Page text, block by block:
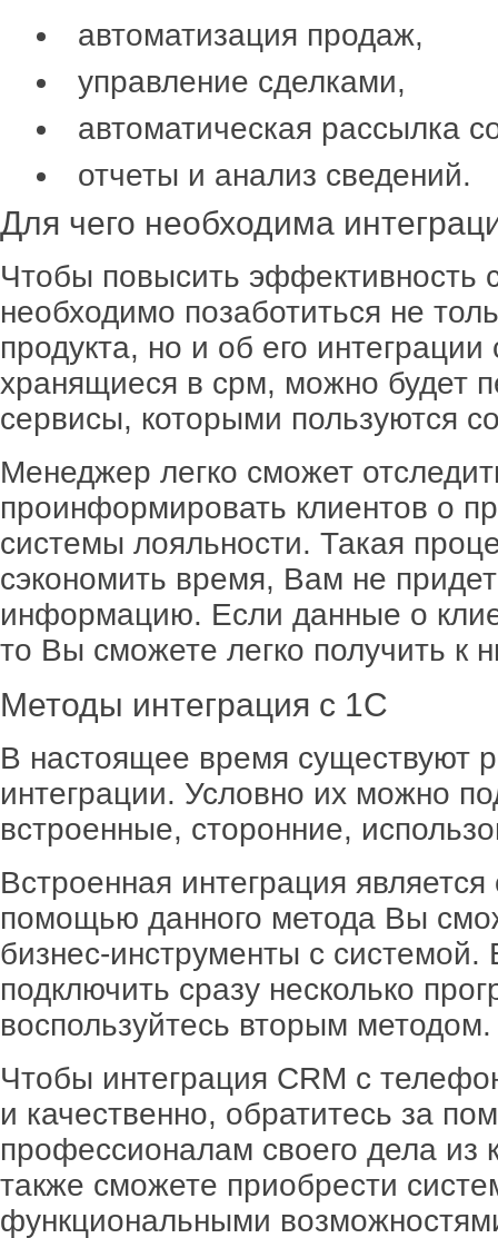
автоматизация продаж,
управление сделками,
автоматическая рассылка
отчеты и анализ сведений.
Для чего необходима
Чтобы повысить эффективность
необходимо позаботиться не
продукта, но и об его
хранящиеся в срм, можно будет
сервисы, которыми пользуются
Менеджер легко сможет
проинформировать клиентов о
системы лояльности. Такая
сэкономить время, Вам не
информацию. Если данные о
то Вы сможете легко получить к
Методы интеграция с 1С
В настоящее время существуют
интеграции. Условно их можно
встроенные, сторонние,
Встроенная интеграция
помощью данного метода Вы
бизнес-инструменты с
подключить сразу несколько
воспользуйтесь вторым методом.
Чтобы интеграция CRM с
и качественно, обратитесь за
профессионалам своего дела
также сможете приобрести
функциональными